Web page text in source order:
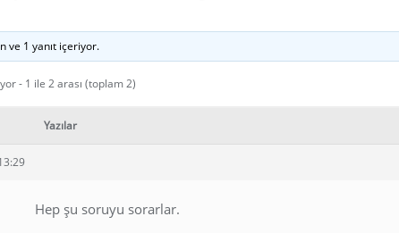
ve 1 yanıt içeriyor.
- 1 ile 2 arası (toplam 2)
Yazılar
Hep şu soruyu sorarlar.